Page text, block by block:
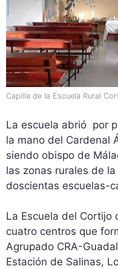
Capilla de la Escuela Rural
La escuela abrió por
la mano del Cardenal
siendo obispo de
las zonas rurales de
doscientas escuelas-
La Escuela del Cortijo
cuatro centros que
Agrupado CRA-
Estación de Salinas,